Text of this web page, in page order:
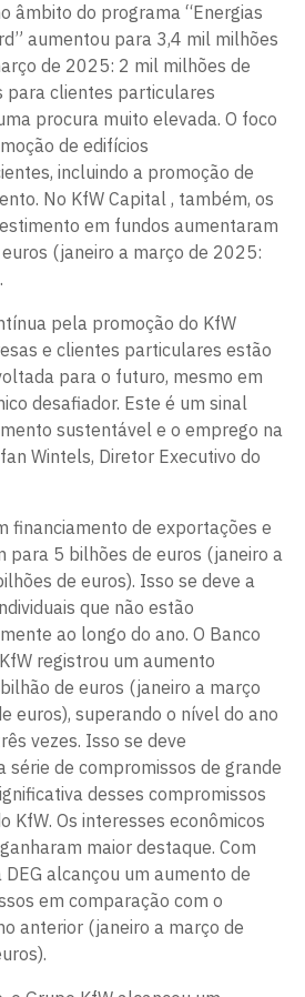
âmbito do programa “Energias
aumentou para 3,4 mil milhões
de 2025: 2 mil milhões de
para clientes particulares
procura muito elevada. O foco
de edifícios
incluindo a promoção de
No KfW Capital , também, os
em fundos aumentaram
(janeiro a março de 2025:
pela promoção do KfW
e clientes particulares estão
para o futuro, mesmo em
desafiador. Este é um sinal
sustentável e o emprego na
Wintels, Diretor Executivo do
financiamento de exportações e
para 5 bilhões de euros (janeiro a
de euros). Isso se deve a
que não estão
ao longo do ano. O Banco
registrou um aumento
de euros (janeiro a março
euros), superando o nível do ano
vezes. Isso se deve
série de compromissos de grande
desses compromissos
KfW. Os interesses econômicos
maior destaque. Com
alcançou um aumento de
em comparação com o
anterior (janeiro a março de